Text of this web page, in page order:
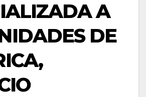
A
DE